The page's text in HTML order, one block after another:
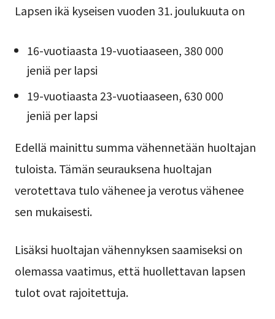
Lapsen ikä kyseisen vuoden 31. joulukuuta on
16-vuotiaasta 19-vuotiaaseen, 380 000
jeniä per lapsi
19-vuotiaasta 23-vuotiaaseen, 630 000
jeniä per lapsi
Edellä mainittu summa vähennetään huoltajan
tuloista. Tämän seurauksena huoltajan
verotettava tulo vähenee ja verotus vähenee
sen mukaisesti.
Lisäksi huoltajan vähennyksen saamiseksi on
olemassa vaatimus, että huollettavan lapsen
tulot ovat rajoitettuja.